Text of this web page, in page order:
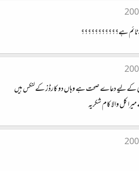
ہے؟؟؟؟؟؟؟؟؟؟؟
کے لیے دعاے صحت ہے وہاں دو کارڈز کے لنکس ہیں
کل والا کام شکریہ